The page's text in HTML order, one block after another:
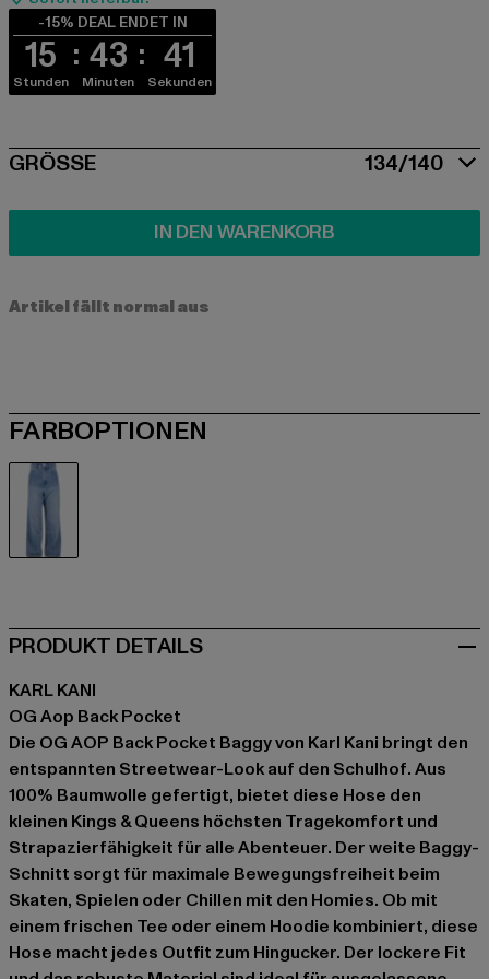
-15% DEAL ENDET IN
15
Stunden
43
Minuten
40
Sekunden
SIZE
GRÖSSE 134/140
IN DEN WARENKORB
Artikel fällt normal aus
FARBOPTIONEN
PRODUKT DETAILS
KARL KANI
OG Aop Back Pocket
Die OG AOP Back Pocket Baggy von Karl Kani bringt den
entspannten Streetwear-Look auf den Schulhof. Aus
100% Baumwolle gefertigt, bietet diese Hose den
kleinen Kings & Queens höchsten Tragekomfort und
Strapazierfähigkeit für alle Abenteuer. Der weite Baggy-
Schnitt sorgt für maximale Bewegungsfreiheit beim
Skaten, Spielen oder Chillen mit den Homies. Ob mit
einem frischen Tee oder einem Hoodie kombiniert, diese
Hose macht jedes Outfit zum Hingucker. Der lockere Fit